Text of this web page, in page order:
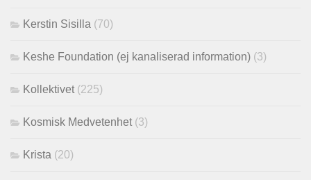
Kerstin Sisilla (70)
Keshe Foundation (ej kanaliserad information) (3)
Kollektivet (225)
Kosmisk Medvetenhet (3)
Krista (20)